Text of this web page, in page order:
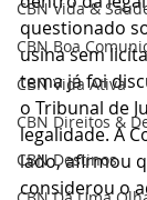
CBN Vida &
CBN Boa
CBN Vida Ativa
CBN Direitos &
CBN Destinos
questionado
usina sem
tema já foi
o Tribunal de
legalidade. A
lado, afirmou
considerou o